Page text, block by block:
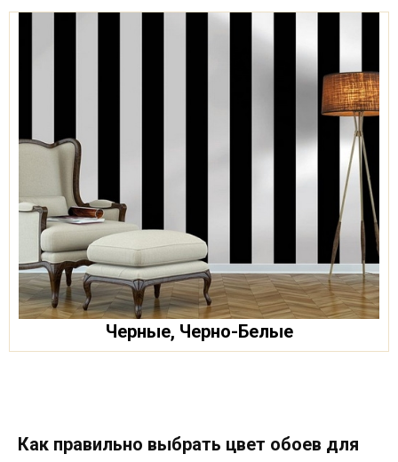
Черные, Черно-Белые
Как правильно выбрать цвет обоев для